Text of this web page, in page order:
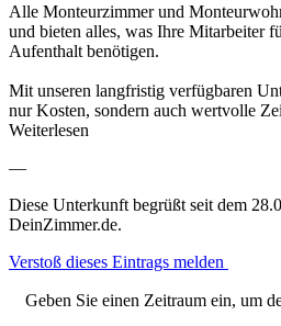
Alle Monteurzimmer und
und bieten alles, was Ihre Mitarbeiter
Aufenthalt benötigen.
Mit unseren langfristig verfügbaren
nur Kosten, sondern auch wertvolle
Weiterlesen
—
Diese Unterkunft begrüßt seit dem
DeinZimmer.de.
Verstoß dieses Eintrags melden
Geben Sie einen Zeitraum ein, um